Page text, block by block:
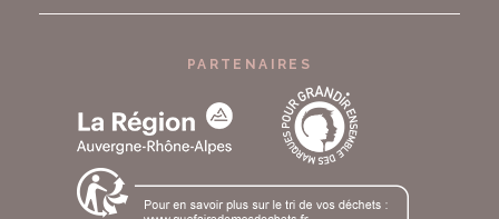
PARTENAIRES